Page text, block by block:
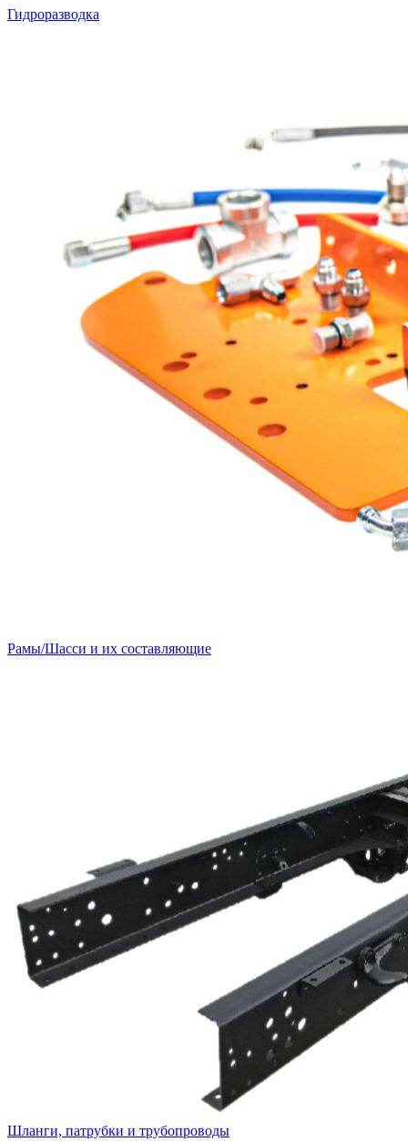
Гидроразводка
Рамы/Шасси и их составляющие
Шланги, патрубки и трубопроводы